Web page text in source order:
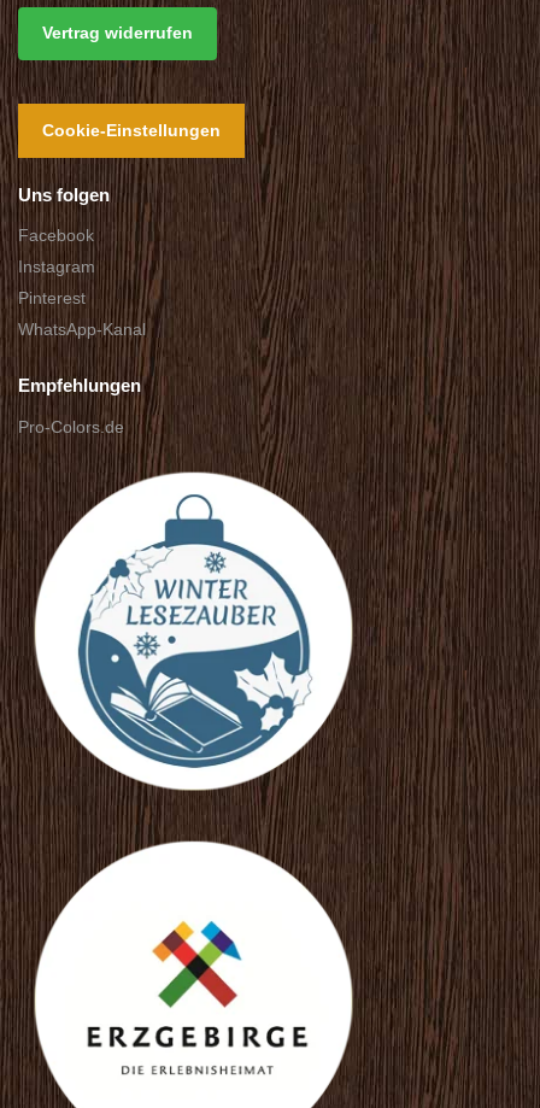
Vertrag widerrufen
Cookie-Einstellungen
Uns folgen
Facebook
Instagram
Pinterest
WhatsApp-Kanal
Empfehlungen
Pro-Colors.de